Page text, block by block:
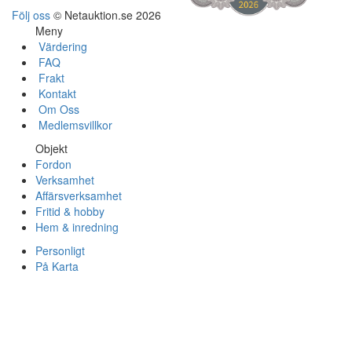
Följ oss © Netauktion.se 2026
Meny
Värdering
FAQ
Frakt
Kontakt
Om Oss
Medlemsvillkor
Objekt
Fordon
Verksamhet
Affärsverksamhet
Fritid & hobby
Hem & inredning
Personligt
På Karta